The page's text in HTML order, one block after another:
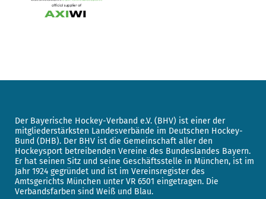
Der Bayerische Hockey-Verband e.V. (BHV) ist einer der
mitgliederstärksten Landesverbände im Deutschen Hockey-
Bund (DHB). Der BHV ist die Gemeinschaft aller den
Hockeysport betreibenden Vereine des Bundeslandes Bayern.
Er hat seinen Sitz und seine Geschäftsstelle in München, ist im
Jahr 1924 gegründet und ist im Vereinsregister des
Amtsgerichts München unter VR 6501 eingetragen. Die
Verbandsfarben sind Weiß und Blau.